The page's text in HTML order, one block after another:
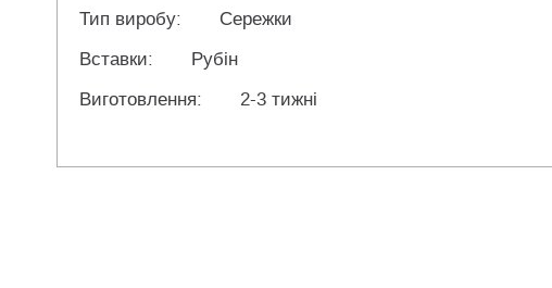
Тип виробу: Сережки
Вставки:
Рубін
Виготовлення:
2-3 тижні